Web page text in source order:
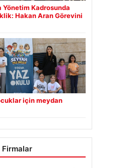
Yönetim Kadrosunda
Hakan Aran Görevini
için meydan
Firmalar